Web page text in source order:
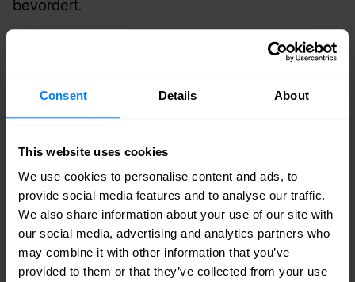
Consent Details About
This website uses cookies
We use cookies to personalise content and ads, to
provide social media features and to analyse our traffic.
We also share information about your use of our site with
our social media, advertising and analytics partners who
may combine it with other information that you’ve
provided to them or that they’ve collected from your use
bevordert.
De open-source versie van Keyfactor's PKI-
machine-ID's, waarbij PKI- en digitale
Met snelle, veilige ondertekeningsoplossingen
beschermt Keyfactor sleutels en ondertekent het
code efficiënt. In zowel IoT als enterprise IT
waarborgt Keyfactor de beveiliging van
apparaten en vestigt het digitale vertrouwen in